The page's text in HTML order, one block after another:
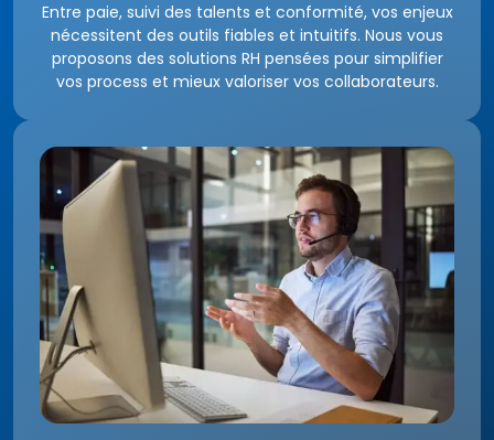
Entre paie, suivi des talents et conformité, vos enjeux
nécessitent des outils fiables et intuitifs. Nous vous
proposons des solutions RH pensées pour simplifier
vos process et mieux valoriser vos collaborateurs.